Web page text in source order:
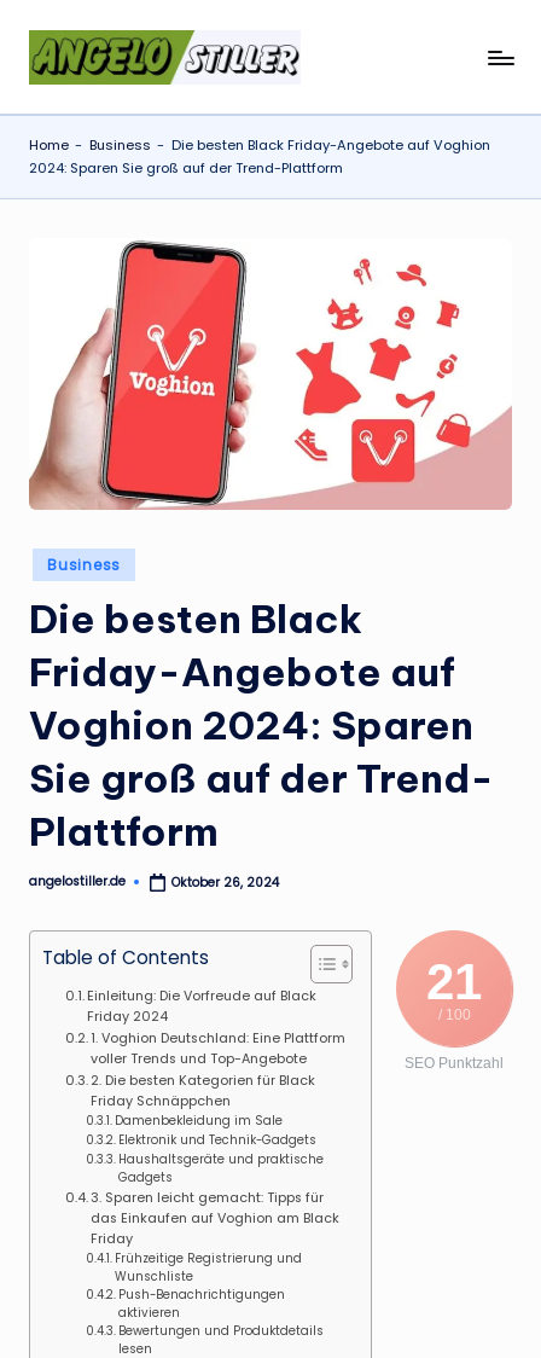
a
n
g
e
e
r
.
e
Home - Business - Die besten Black Friday-Angebote auf Voghion
2024: Sparen Sie groß auf der Trend-Plattform
Posted
in
Business
Die besten Black
Friday-Angebote auf
Voghion 2024: Sparen
Sie groß auf der Trend-
Plattform
Posted
angelostiller.de Oktober 26, 2024
21
/ 100
SEO Punktzahl
Table of Contents
Einleitung: Die Vorfreude auf Black
Friday 2024
1. Voghion Deutschland: Eine Plattform
voller Trends und Top-Angebote
2. Die besten Kategorien für Black
Friday Schnäppchen
Damenbekleidung im Sale
Elektronik und Technik-Gadgets
Haushaltsgeräte und praktische
Gadgets
3. Sparen leicht gemacht: Tipps für
das Einkaufen auf Voghion am Black
Friday
Frühzeitige Registrierung und
Wunschliste
Push-Benachrichtigungen
aktivieren
Bewertungen und Produktdetails
lesen